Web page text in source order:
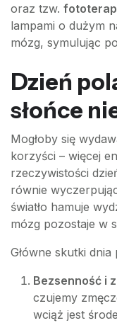
oraz tzw.
lampami o dużym
mózg, symulując
Dzień
słońce
Mogłoby się
korzyści – więcej
rzeczywistości
równie
światło hamuje
mózg pozostaje w
Główne skutki
Bezsenność i
czujemy
wciąż jest